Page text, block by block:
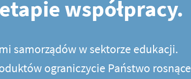
współpracy.
samorządów w sektorze edukacji.
ograniczycie Państwo rosnące